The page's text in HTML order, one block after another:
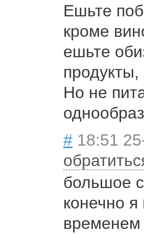
Ешьте
кроме
ешьте
Но не
# 18:51
большое
конечно